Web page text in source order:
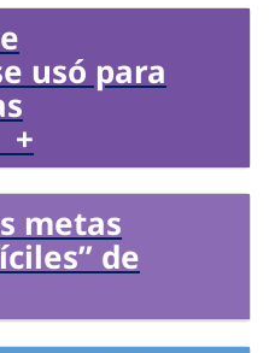
usó para
+
metas
de